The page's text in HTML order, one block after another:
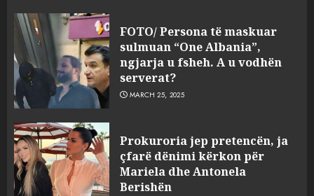
FOTO/ Persona të maskuar
sulmuan “One Albania”,
ngjarja u fsheh. A u vodhën
serverat?
MARCH 25, 2025
Prokuroria jep pretencën, ja
çfarë dënimi kërkon për
Mariela dhe Antonela
Berishën